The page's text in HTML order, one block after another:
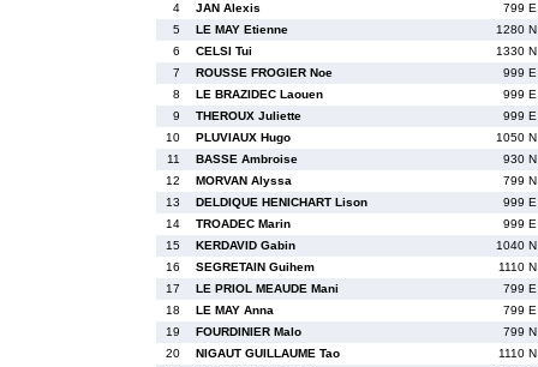
4
JAN Alexis
799 E
5
LE MAY Etienne
1280 N
6
CELSI Tui
1330 N
7
ROUSSE FROGIER Noe
999 E
8
LE BRAZIDEC Laouen
999 E
9
THEROUX Juliette
999 E
10
PLUVIAUX Hugo
1050 N
11
BASSE Ambroise
930 N
12
MORVAN Alyssa
799 N
13
DELDIQUE HENICHART Lison
999 E
14
TROADEC Marin
999 E
15
KERDAVID Gabin
1040 N
16
SEGRETAIN Guihem
1110 N
17
LE PRIOL MEAUDE Mani
799 E
18
LE MAY Anna
799 E
19
FOURDINIER Malo
799 N
20
NIGAUT GUILLAUME Tao
1110 N